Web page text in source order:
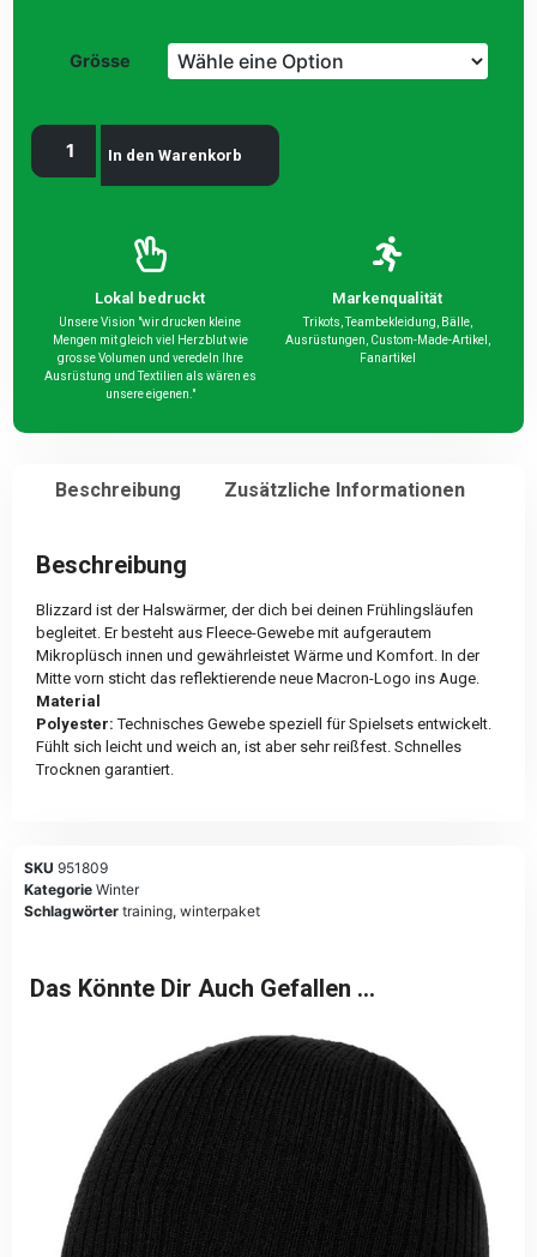
Grösse
In den Warenkorb
Lokal bedruckt
Unsere Vision "wir drucken kleine
Mengen mit gleich viel Herzblut wie
grosse Volumen und veredeln Ihre
Ausrüstung und Textilien als wären es
unsere eigenen."
Markenqualität
Trikots, Teambekleidung, Bälle,
Ausrüstungen, Custom-Made-Artikel,
Fanartikel
Beschreibung Zusätzliche Informationen
Beschreibung
Blizzard ist der Halswärmer, der dich bei deinen Frühlingsläufen
begleitet. Er besteht aus Fleece-Gewebe mit aufgerautem
Mikroplüsch innen und gewährleistet Wärme und Komfort. In der
Mitte vorn sticht das reflektierende neue Macron-Logo ins Auge.
Material
Polyester: Technisches Gewebe speziell für Spielsets entwickelt.
Fühlt sich leicht und weich an, ist aber sehr reißfest. Schnelles
Trocknen garantiert.
SKU 951809
Kategorie Winter
Schlagwörter training, winterpaket
Das Könnte Dir Auch Gefallen …